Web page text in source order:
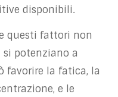
disponibili.
questi fattori non
potenziano a
favorire la fatica, la
e le